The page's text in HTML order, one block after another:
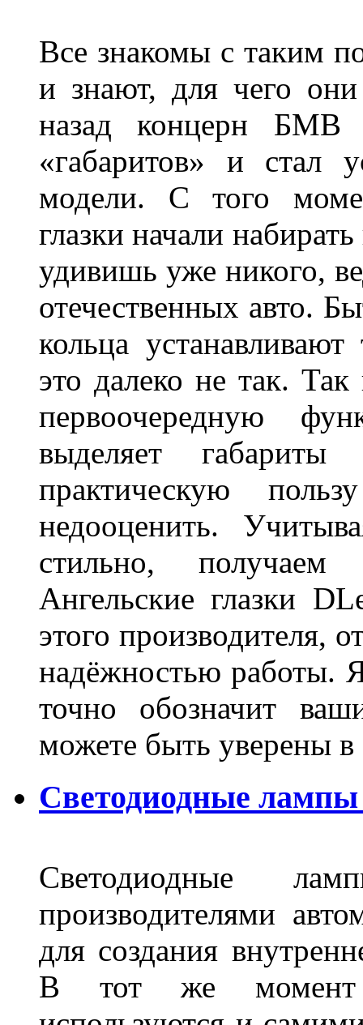
Все знакомы с таким
и знают, для чего
назад концерн БМВ
«габаритов» и стал
модели. С того
глазки начали
удивишь уже никого,
отечественных авто.
кольца
это далеко не так. Так
первоочередную
выделяет
практическую
недооценить.
стильно,
Ангельские глазки
этого производителя,
надёжностью работы.
точно обозначит
можете быть уверены
Светодиодные
Светодиодные
производителями
для создания
В тот же момент